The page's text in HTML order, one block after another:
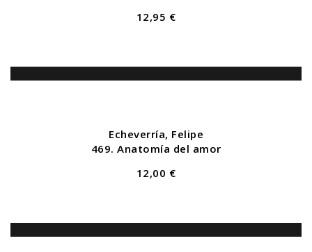
12,95 €
Echeverría, Felipe
469. Anatomía del amor
12,00 €